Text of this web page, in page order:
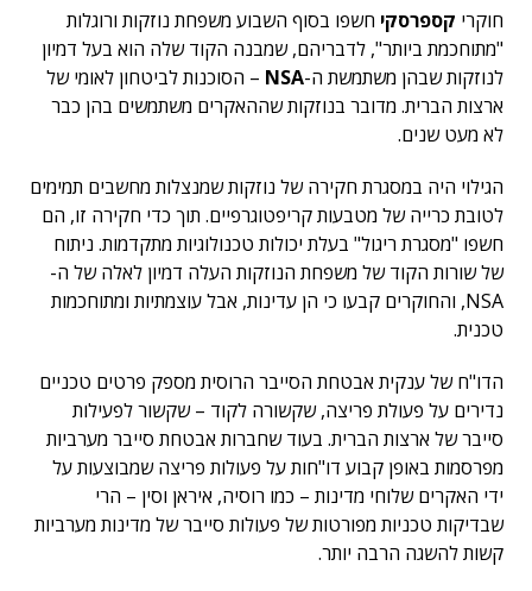
חוקרי קספרסקי חשפו בסוף השבוע משפחת נוזקות ורוגלות
"מתוחכמת ביותר", לדבריהם, שמבנה הקוד שלה הוא בעל דמיון
לנוזקות שבהן משתמשת ה-NSA – הסוכנות לביטחון לאומי של
ארצות הברית. מדובר בנוזקות שההאקרים משתמשים בהן כבר
לא מעט שנים.
הגילוי היה במסגרת חקירה של נוזקות שמנצלות מחשבים תמימים
לטובת כרייה של מטבעות קריפטוגרפיים. תוך כדי חקירה זו, הם
חשפו "מסגרת ריגול" בעלת יכולות טכנולוגיות מתקדמות. ניתוח
של שורות הקוד של משפחת הנוזקות העלה דמיון לאלה של ה-
NSA, והחוקרים קבעו כי הן עדינות, אבל עוצמתיות ומתוחכמות
טכנית.
הדו"ח של ענקית אבטחת הסייבר הרוסית מספק פרטים טכניים
נדירים על פעולת פריצה, שקשורה לקוד – שקשור לפעילות
סייבר של ארצות הברית. בעוד שחברות אבטחת סייבר מערביות
מפרסמות באופן קבוע דו"חות על פעולות פריצה שמבוצעות על
ידי האקרים שלוחי מדינות – כמו רוסיה, איראן וסין – הרי
שבדיקות טכניות מפורטות של פעולות סייבר של מדינות מערביות
קשות להשגה הרבה יותר.